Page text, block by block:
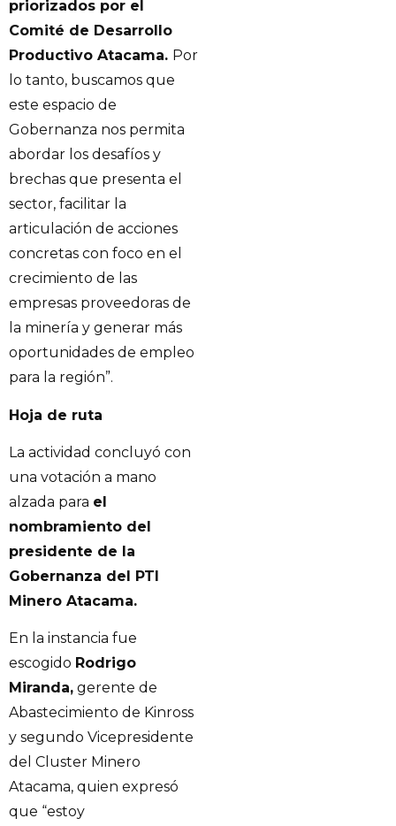
priorizados por el
Comité de Desarrollo
Productivo Atacama. Por
lo tanto, buscamos que
este espacio de
Gobernanza nos permita
abordar los desafíos y
brechas que presenta el
sector, facilitar la
articulación de acciones
concretas con foco en el
crecimiento de las
empresas proveedoras de
la minería y generar más
oportunidades de empleo
para la región”.
Hoja de ruta
La actividad concluyó con
una votación a mano
alzada para el
nombramiento del
presidente de la
Gobernanza del PTI
Minero Atacama.
En la instancia fue
escogido Rodrigo
Miranda, gerente de
Abastecimiento de Kinross
y segundo Vicepresidente
del Cluster Minero
Atacama, quien expresó
que “estoy